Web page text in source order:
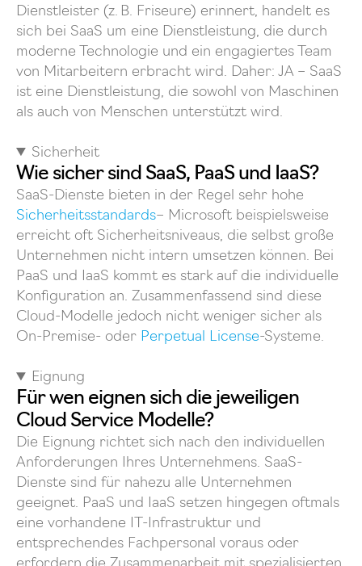
Dienstleister (z. B. Friseure) erinnert, handelt es
sich bei SaaS um eine Dienstleistung, die durch
moderne Technologie und ein engagiertes Team
von Mitarbeitern erbracht wird. Daher: JA – SaaS
ist eine Dienstleistung, die sowohl von Maschinen
als auch von Menschen unterstützt wird.
Sicherheit
Wie sicher sind SaaS, PaaS und IaaS?
SaaS-Dienste bieten in der Regel sehr hohe
Sicherheitsstandards– Microsoft beispielsweise
erreicht oft Sicherheitsniveaus, die selbst große
Unternehmen nicht intern umsetzen können. Bei
PaaS und IaaS kommt es stark auf die individuelle
Konfiguration an. Zusammenfassend sind diese
Cloud-Modelle jedoch nicht weniger sicher als
On-Premise- oder Perpetual License-Systeme.
Eignung
Für wen eignen sich die jeweiligen
Cloud Service Modelle?
Die Eignung richtet sich nach den individuellen
Anforderungen Ihres Unternehmens. SaaS-
Dienste sind für nahezu alle Unternehmen
geeignet. PaaS und IaaS setzen hingegen oftmals
eine vorhandene IT-Infrastruktur und
entsprechendes Fachpersonal voraus oder